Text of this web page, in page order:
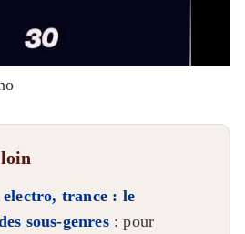
electro, trance : le
sous-genres: pour